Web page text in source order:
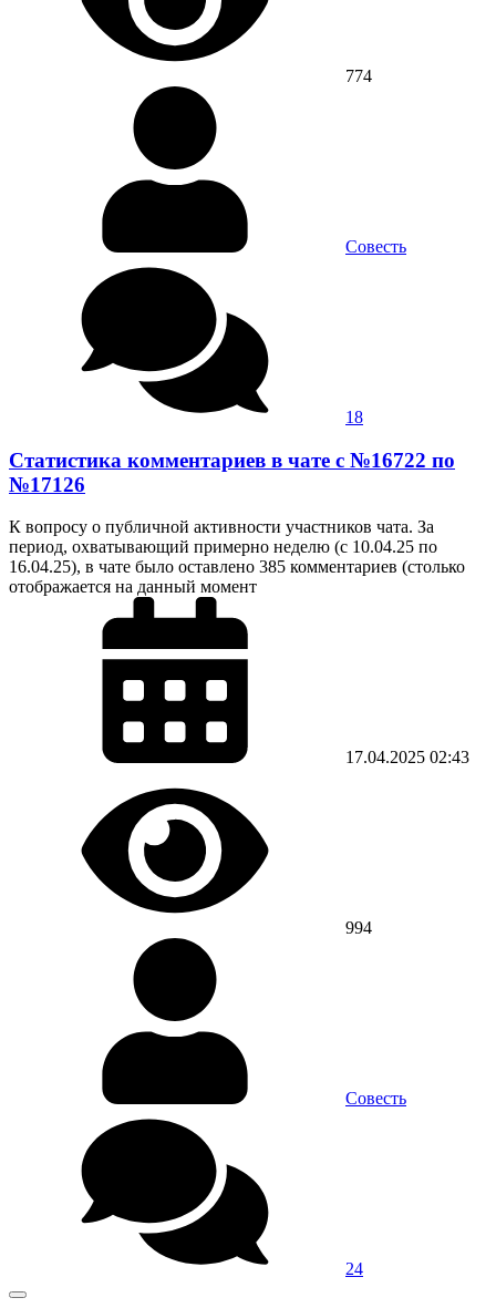
774
Совесть
18
Статистика комментариев в чате с №16722 по
№17126
К вопросу о публичной активности участников чата. За
период, охватывающий примерно неделю (с 10.04.25 по
16.04.25), в чате было оставлено 385 комментариев (столько
отображается на данный момент
17.04.2025 02:43
994
Совесть
24